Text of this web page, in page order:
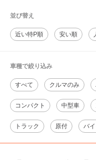
並び替え
近い特P順 安い順
車種で絞り込み
すべて クルマのみ
コンパクト 中型車
トラック 原付 バイ